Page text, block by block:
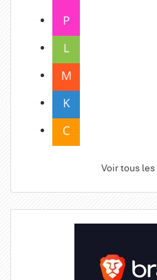
Voir tous